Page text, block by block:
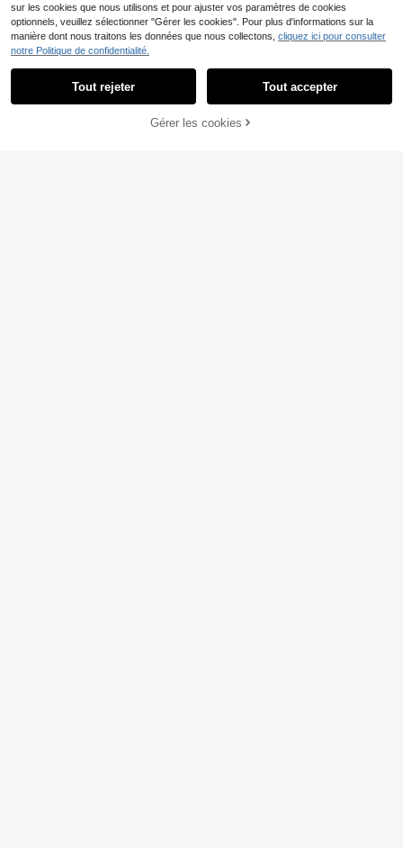
AJOUTER AU PANIER
sur les cookies que nous utilisons et pour ajuster vos paramètres de cookies
optionnels, veuillez sélectionner "Gérer les cookies". Pour plus d'informations sur la
manière dont nous traitons les données que nous collectons, cliquez ici pour consulter
notre Politique de confidentialité.
Tout rejeter Tout accepter
Gérer les cookies